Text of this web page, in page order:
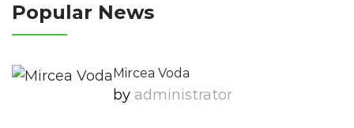
Popular News
Mircea Voda
by Administrator